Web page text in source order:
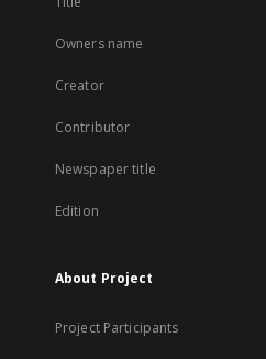
Owners name
Creator
Contributor
Newspaper title
Edition
About Project
Project Participants